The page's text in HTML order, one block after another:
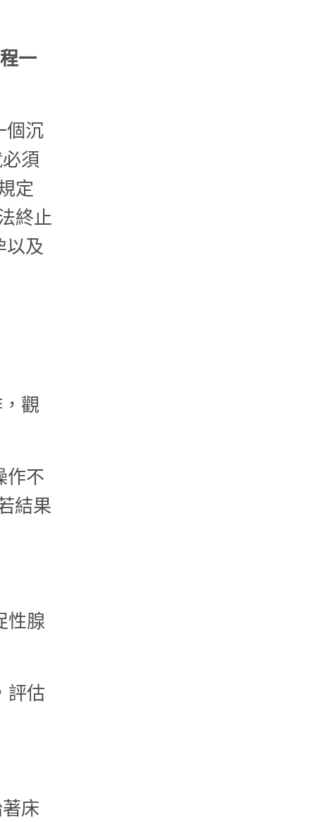
一
個沉
須
定
終止
以及
觀
作不
結果
性腺
評估
床